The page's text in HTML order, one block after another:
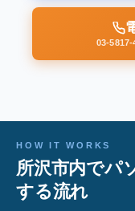
03-5817-
HOW IT WORKS
所沢市内でパ
する流れ